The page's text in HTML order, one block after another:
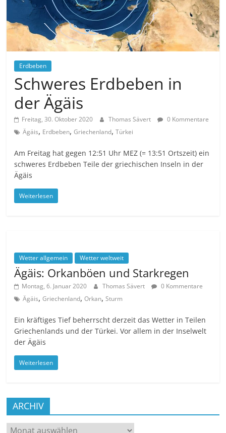
Erdbeben
Schweres Erdbeben in
der Ägäis
Freitag, 30. Oktober 2020 Thomas Sävert
0 Kommentare
Ägäis, Erdbeben,Griechenland,Türkei
Am Freitag hat gegen 12:51 Uhr MEZ (= 13:51 Ortszeit) ein
schweres Erdbeben Teile der griechischen Inseln in der
Ägäis
Weiterlesen
Wetter allgemein Wetter weltweit
Ägäis: Orkanböen und Starkregen
Montag, 6. Januar 2020 Thomas Sävert
0 Kommentare
Ägäis,Griechenland,Orkan,Sturm
Ein kräftiges Tief beherrscht derzeit das Wetter in Teilen
Griechenlands und der Türkei. Vor allem in der Inselwelt
der Ägäis
Weiterlesen
ARCHIV
ARCHIV